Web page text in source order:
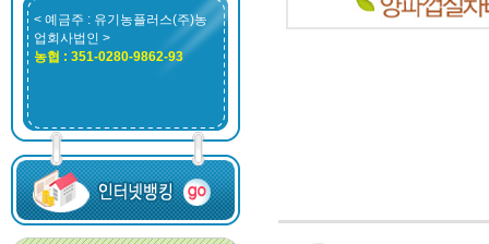
< 예금주 : 유기농플러스(주)농
업회사법인 >
농협 : 351-0280-9862-93